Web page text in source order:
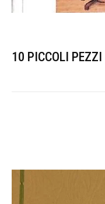
10 PICCOLI PEZZI